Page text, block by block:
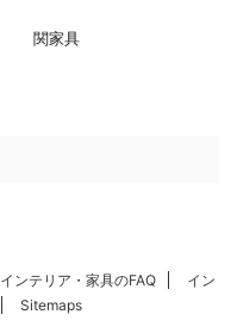
関家具
インテリア・家具のFAQ
イン
Sitemaps